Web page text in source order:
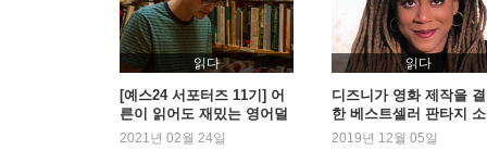
읽다
[예스24 서포터즈 11기] 어
른이 읽어도 재밌는 영어덜
트 소설 추천작
2021년 02월 24일
읽다
디즈니가 영화 제작을
한 베스트셀러 판타지
2019년 12월 05일